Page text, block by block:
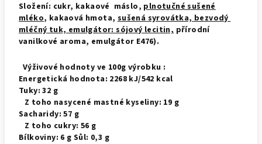
Složení: cukr, kakaové máslo, plnotučné sušené
mléko, kakaová hmota, sušená syrovátka, bezvodý
mléčný tuk, emulgátor: sójový lecitin, přírodní
vanilkové aroma, emulgátor E476).
Výživové hodnoty ve 100g výrobku :
Energetická hodnota: 2268 kJ/542 kcal
Tuky: 32 g
Z toho nasycené mastné kyseliny: 19 g
Sacharidy: 57 g
Z toho cukry: 56 g
Bílkoviny: 6 g Sůl: 0,3 g